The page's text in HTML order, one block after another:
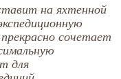
на яхтенной
сочетает
для